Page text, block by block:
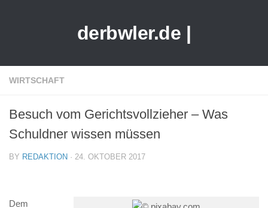
derbwler.de |
WIRTSCHAFT
Besuch vom Gerichtsvollzieher – Was
Schuldner wissen müssen
BY REDAKTION · 24. OKTOBER 2017
Dem